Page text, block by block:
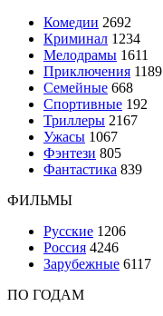
Комедии 2692
Криминал 1234
Мелодрамы 1611
Приключения 1189
Семейные 668
Спортивные 192
Триллеры 2167
Ужасы 1067
Фэнтези 805
Фантастика 839
ФИЛЬМЫ
Русские 1206
Россия 4246
Зарубежные 6117
ПО ГОДАМ